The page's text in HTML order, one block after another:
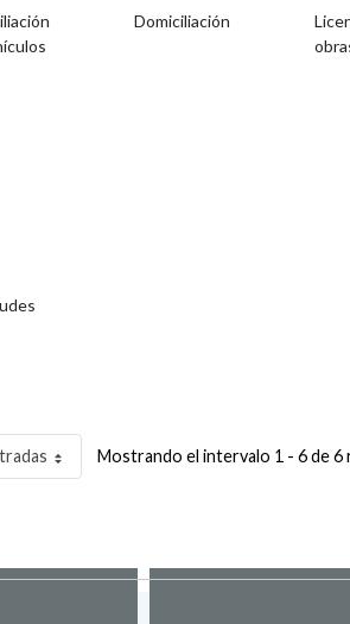
Domiciliación
Mostrando el intervalo 1 - 6 de 6